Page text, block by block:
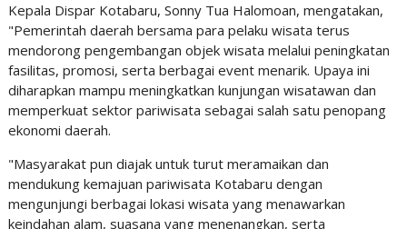
Kepala Dispar Kotabaru, Sonny Tua Halomoan, mengatakan,
"Pemerintah daerah bersama para pelaku wisata terus
mendorong pengembangan objek wisata melalui peningkatan
fasilitas, promosi, serta berbagai event menarik. Upaya ini
diharapkan mampu meningkatkan kunjungan wisatawan dan
memperkuat sektor pariwisata sebagai salah satu penopang
ekonomi daerah.
"Masyarakat pun diajak untuk turut meramaikan dan
mendukung kemajuan pariwisata Kotabaru dengan
mengunjungi berbagai lokasi wisata yang menawarkan
keindahan alam, suasana yang menenangkan, serta